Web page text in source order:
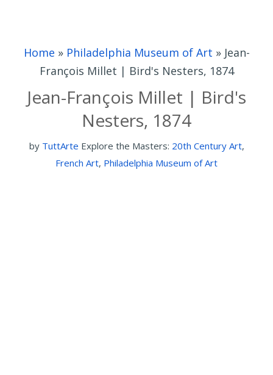
Home » Philadelphia Museum of Art » Jean-
François Millet | Bird's Nesters, 1874
Jean-François Millet | Bird's
Nesters, 1874
by TuttArte Explore the Masters: 20th Century Art,
French Art, Philadelphia Museum of Art